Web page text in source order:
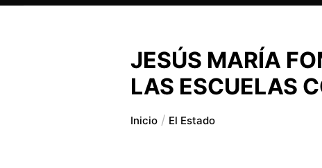
JESÚS MARÍA
LAS ESCUELAS
Inicio El Estado